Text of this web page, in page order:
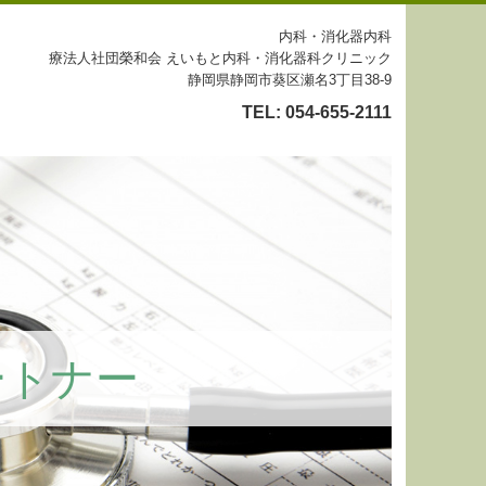
内科・消化器内科
療法人社団榮和会 えいもと内科・消化器科クリニック
静岡県静岡市葵区瀬名3丁目38-9
TEL: 054-655-2111
ナー